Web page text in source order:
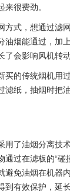
很费劲。
方式，想通过滤
油烟能通过，加
会影响风机转动
买的传统烟机用
滤纸，抽烟时
用了油烟分离技
过在滤板的“
免油烟在机器
有效保护，延长